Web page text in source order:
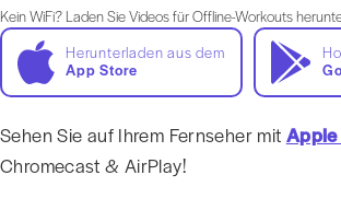
Kein WiFi? Laden Sie Videos für Offline-Workouts
Herunterladen aus dem
App Store
Sehen Sie auf Ihrem Fernseher mit Apple
Chromecast & AirPlay!